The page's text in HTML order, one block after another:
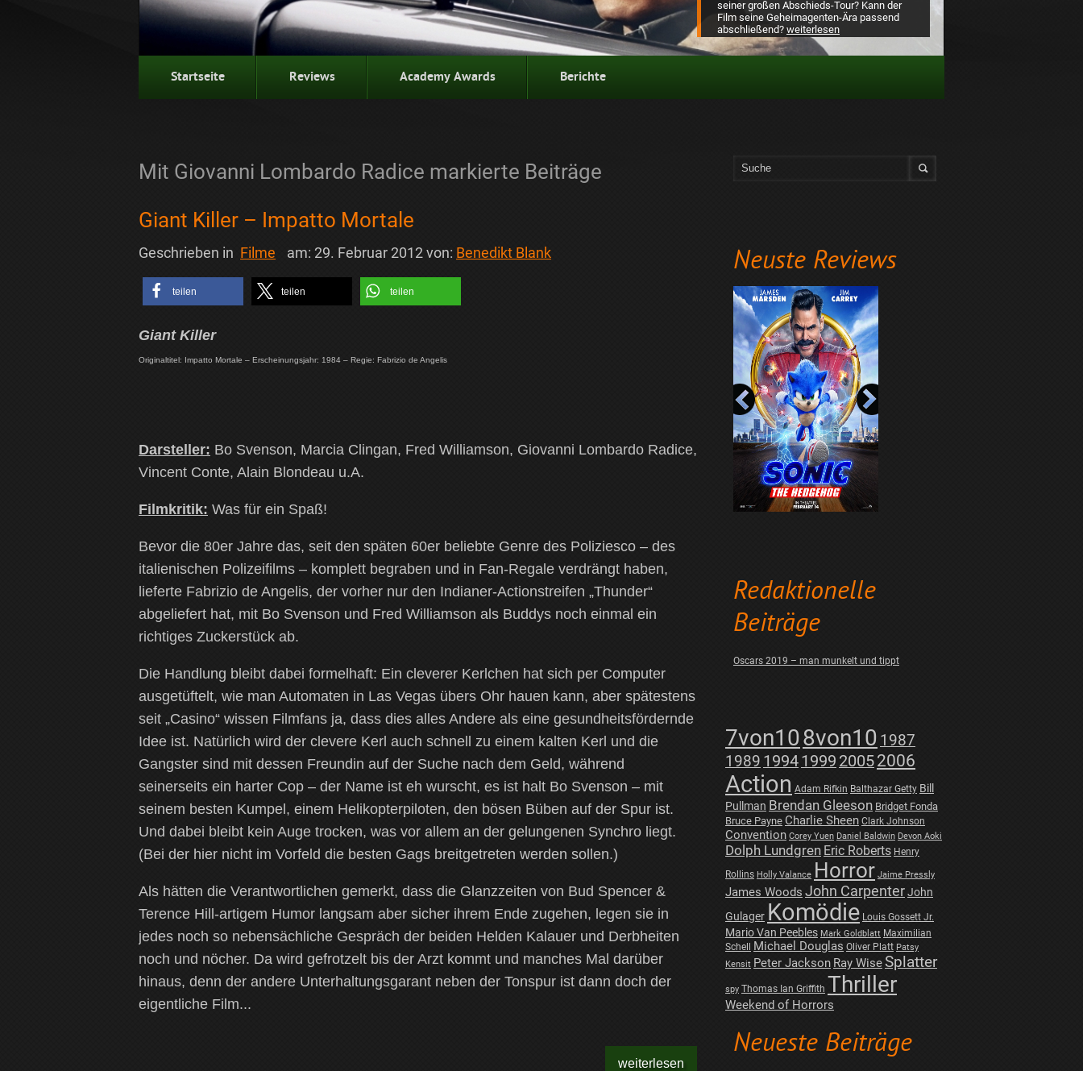
seiner großen Abschieds-Tour? Kann der
Film seine Geheimagenten-Ära passend
abschließend? weiterlesen
Startseite Reviews Academy Awards Berichte
Neuste Reviews
Redaktionelle
Beiträge
Oscars 2019 – man munkelt und tippt
7von108von10 1987
1989 19941999 20052006
Action Adam Rifkin Balthazar Getty Bill
Pullman Brendan Gleeson Bridget Fonda
Bruce Payne Charlie Sheen Clark Johnson
Convention Corey Yuen Daniel Baldwin Devon Aoki
Dolph Lundgren Eric Roberts Henry
Rollins Holly Valance Horror Jaime Pressly
James Woods John CarpenterJohn
Gulager Komödie Louis Gossett Jr.
Mario Van Peebles Mark Goldblatt Maximilian
Schell
Michael Douglas Oliver Platt Patsy
Kensit Peter Jackson Ray WiseSplatter
spy Thomas Ian Griffith Thriller
Weekend of Horrors
Neueste Beiträge
Mit Giovanni Lombardo Radice markierte Beiträge
Giant Killer – Impatto Mortale
Geschrieben in Filme am: 29. Februar 2012von: Benedikt Blank
teilen teilen teilen
Giant Killer
Originaltitel: Impatto Mortale – Erscheinungsjahr: 1984 – Regie: Fabrizio de Angelis
Darsteller: Bo Svenson, Marcia Clingan, Fred Williamson, Giovanni Lombardo Radice,
Vincent Conte, Alain Blondeau u.A.
Filmkritik: Was für ein Spaß!
Bevor die 80er Jahre das, seit den späten 60er beliebte Genre des Poliziesco – des
italienischen Polizeifilms – komplett begraben und in Fan-Regale verdrängt haben,
lieferte Fabrizio de Angelis, der vorher nur den Indianer-Actionstreifen „Thunder“
abgeliefert hat, mit Bo Svenson und Fred Williamson als Buddys noch einmal ein
richtiges Zuckerstück ab.
Die Handlung bleibt dabei formelhaft: Ein cleverer Kerlchen hat sich per Computer
ausgetüftelt, wie man Automaten in Las Vegas übers Ohr hauen kann, aber spätestens
seit „Casino“ wissen Filmfans ja, dass dies alles Andere als eine gesundheitsfördernde
Idee ist. Natürlich wird der clevere Kerl auch schnell zu einem kalten Kerl und die
Gangster sind mit dessen Freundin auf der Suche nach dem Geld, während
seinerseits ein harter Cop – der Name ist eh wurscht, es ist halt Bo Svenson – mit
seinem besten Kumpel, einem Helikopterpiloten, den bösen Büben auf der Spur ist.
Und dabei bleibt kein Auge trocken, was vor allem an der gelungenen Synchro liegt.
(Bei der hier nicht im Vorfeld die besten Gags breitgetreten werden sollen.)
Als hätten die Verantwortlichen gemerkt, dass die Glanzzeiten von Bud Spencer &
Terence Hill-artigem Humor langsam aber sicher ihrem Ende zugehen, legen sie in
jedes noch so nebensächliche Gespräch der beiden Helden Kalauer und Derbheiten
noch und nöcher. Da wird gefrotzelt bis der Arzt kommt und manches Mal darüber
hinaus, denn der andere Unterhaltungsgarant neben der Tonspur ist dann doch der
eigentliche Film...
weiterlesen